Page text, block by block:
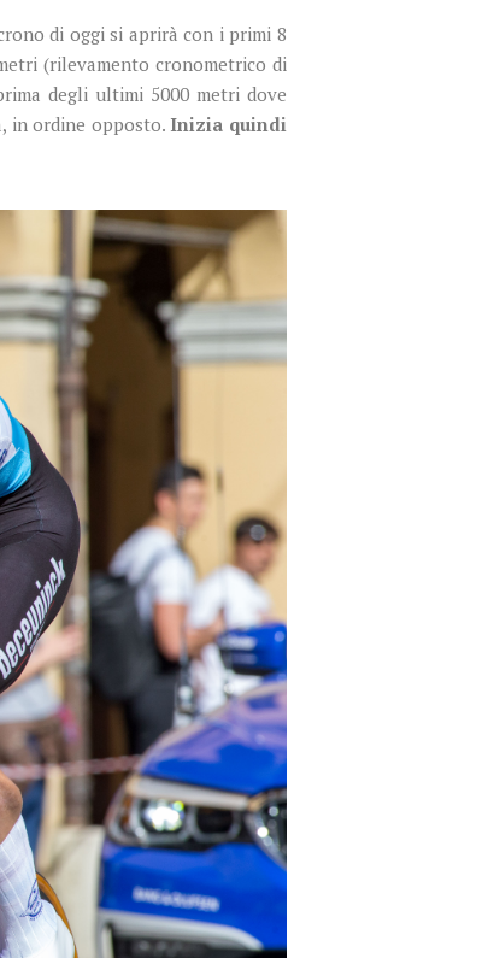
di oggi si aprirà con i primi 8
(rilevamento cronometrico di
degli ultimi 5000 metri dove
in ordine opposto. Inizia quindi